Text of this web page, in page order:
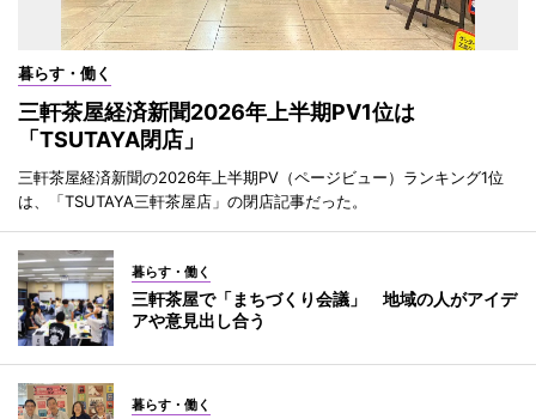
暮らす・働く
三軒茶屋経済新聞2026年上半期PV1位は
「TSUTAYA閉店」
三軒茶屋経済新聞の2026年上半期PV（ページビュー）ランキング1位
は、「TSUTAYA三軒茶屋店」の閉店記事だった。
暮らす・働く
三軒茶屋で「まちづくり会議」 地域の人がアイデ
アや意見出し合う
暮らす・働く